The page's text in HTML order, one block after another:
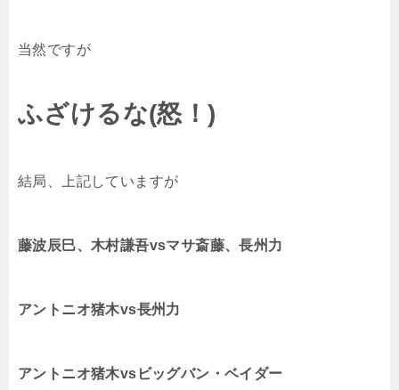
当然ですが
ふざけるな(怒！)
結局、上記していますが
藤波辰巳、木村謙吾vsマサ斎藤、長州力
アントニオ猪木vs長州力
アントニオ猪木vsビッグバン・ベイダー